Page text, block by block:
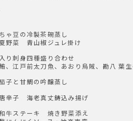
ゃ豆の冷製茶碗蒸し
野菜 青山椒ジュレ掛け
り刺身四種盛り合わせ
、江戸前太刀魚、あおり烏賊、勘八 葉
子と甘鯛の吟醸蒸し
辛子 海老真丈鋳込み揚げ
牛ステーキ 焼き野菜添え